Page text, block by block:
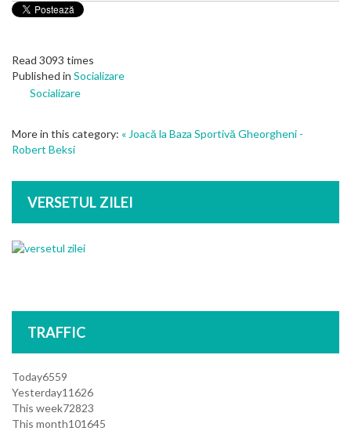
Read 3093 times
Published in Socializare
Socializare
More in this category: « Joacă la Baza Sportivă Gheorgheni -
Robert Beksi
VERSETUL ZILEI
TRAFFIC
Today6559
Yesterday11626
This week72823
This month101645